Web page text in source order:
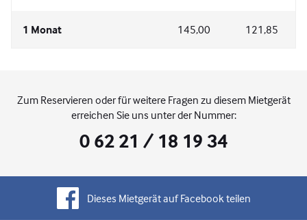
1 Monat 145,00 121,85
Zum Reservieren oder für weitere Fragen zu diesem Mietgerät
erreichen Sie uns unter der Nummer:
0 62 21 / 18 19 34
Dieses Mietgerät auf Facebook teilen